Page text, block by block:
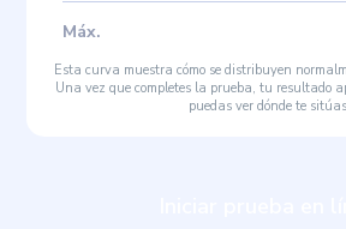
Máx.
Esta curva muestra cómo se distribuyen
Una vez que completes la prueba, tu resultado
puedas ver dónde te